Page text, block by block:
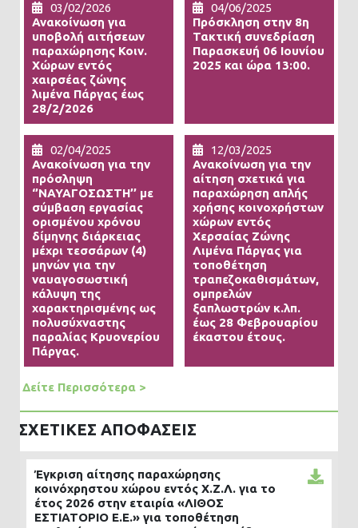
03/02/2026
Ανακοίνωση για
υποβολή αιτήσεων
παραχώρησης Κοιν.
Χώρων εντός
χαιρσέας ζώνης
λιμένα Πάργας έως
28/2/2026
04/06/2025
Πρόσκληση στην 8η
Τακτική συνεδρίαση
Παρασκευή 06 Ιουνίου
2025 και ώρα 13:00.
02/04/2025
Ανακοίνωση για την
πρόσληψη
‘’ΝΑΥΑΓΟΣΩΣΤΗ’’ με
σύμβαση εργασίας
ορισμένου χρόνου
δίμηνης διάρκειας
μέχρι τεσσάρων (4)
μηνών για την
ναυαγοσωστική
κάλυψη της
χαρακτηρισμένης ως
πολυσύχναστης
παραλίας Κρυονερίου
Πάργας.
12/03/2025
Ανακοίνωση για την
αίτηση σχετικά για
παραχώρηση απλής
χρήσης κοινοχρήστων
χώρων εντός
Χερσαίας Ζώνης
Λιμένα Πάργας για
τοποθέτηση
τραπεζοκαθισμάτων,
ομπρελών
ξαπλωστρών κ.λπ.
έως 28 Φεβρουαρίου
έκαστου έτους.
Δείτε Περισσότερα >
ΣΧΕΤΙΚΈΣ ΑΠΟΦΆΣΕΙΣ
Έγκριση αίτησης παραχώρησης
κοινόχρηστου χώρου εντός Χ.Ζ.Λ. για το
έτος 2026 στην εταιρία «ΛΙΘΟΣ
ΕΣΤΙΑΤΟΡΙΟ Ε.Ε.» για τοποθέτηση